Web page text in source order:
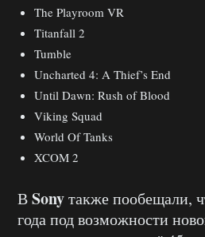
The Playroom VR
Titanfall 2
Tumble
Uncharted 4: A Thief’s End
Until Dawn: Rush of Blood
Viking Squad
World Of Tanks
XCOM 2
ВSonyтакже пообещали,
года под возможности